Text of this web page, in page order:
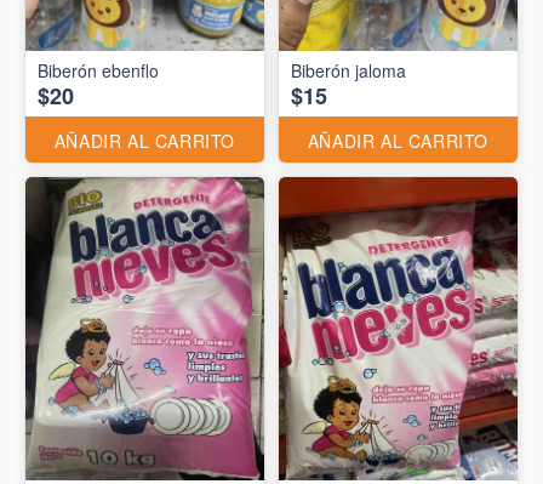
Biberón ebenflo
$20
AÑADIR AL CARRITO
Biberón jaloma
$15
AÑADIR AL CARRITO